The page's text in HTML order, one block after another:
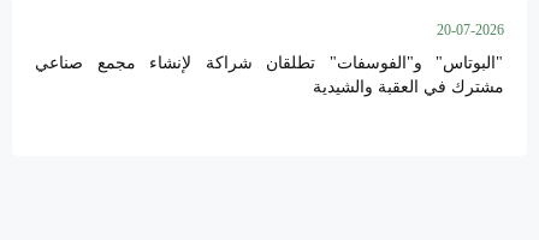
20-07-2026
"البوتاس" و"الفوسفات" تطلقان شراكة لإنشاء مجمع صناعي
مشترك في العقبة والشيدية